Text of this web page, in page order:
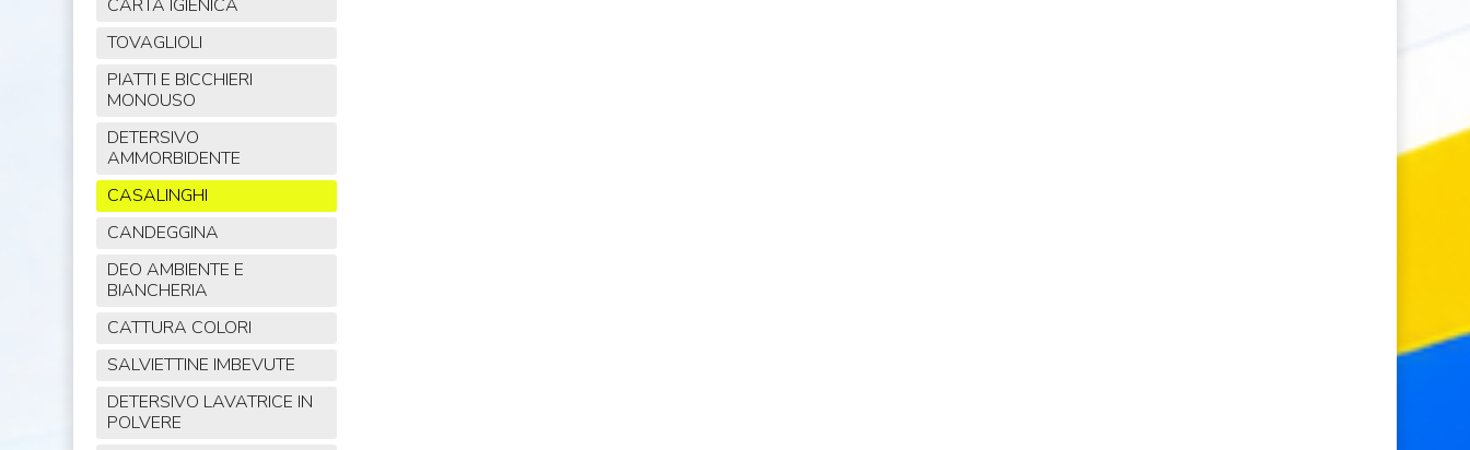
CARTA IGIENICA
TOVAGLIOLI
PIATTI E BICCHIERI
MONOUSO
DETERSIVO
AMMORBIDENTE
CASALINGHI
CANDEGGINA
DEO AMBIENTE E
BIANCHERIA
CATTURA COLORI
SALVIETTINE IMBEVUTE
DETERSIVO LAVATRICE IN
POLVERE